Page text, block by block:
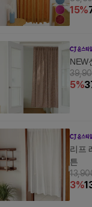
15%
NEW
5%
리프
튼
3%